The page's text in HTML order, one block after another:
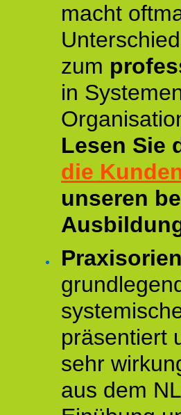
macht
zum
in
Lesen Sie
die
unseren
präsentiert
sehr
aus dem